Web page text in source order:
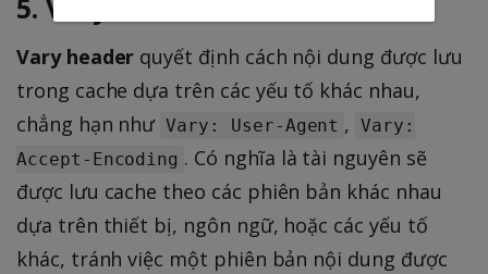
5. Vary Header
Vary header quyết định cách nội dung được lưu
trong cache dựa trên các yếu tố khác nhau,
chẳng hạn như Vary: User-Agent , Vary:
Accept-Encoding . Có nghĩa là tài nguyên sẽ
được lưu cache theo các phiên bản khác nhau
dựa trên thiết bị, ngôn ngữ, hoặc các yếu tố
khác, tránh việc một phiên bản nội dung được